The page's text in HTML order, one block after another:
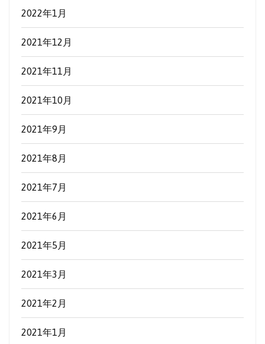
2022年1月
2021年12月
2021年11月
2021年10月
2021年9月
2021年8月
2021年7月
2021年6月
2021年5月
2021年3月
2021年2月
2021年1月